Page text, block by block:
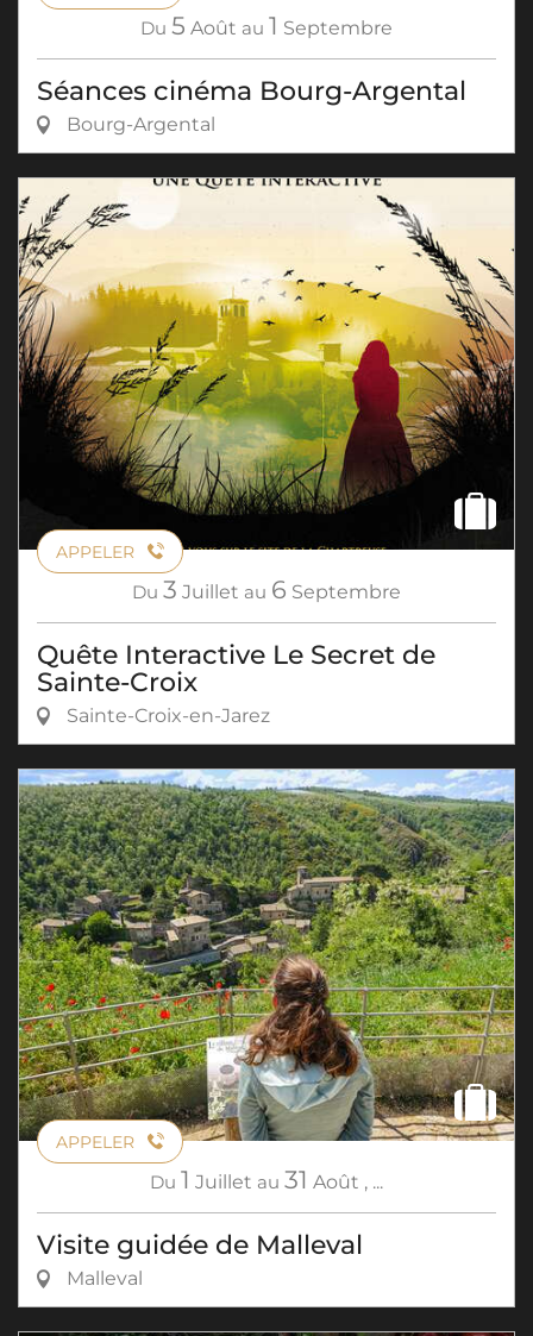
Du 5 Août au 1 Septembre
Séances cinéma Bourg-Argental
Bourg-Argental
APPELER
Du 3 Juillet au 6 Septembre
Quête Interactive Le Secret de
Sainte-Croix
Sainte-Croix-en-Jarez
APPELER
Du 1 Juillet au 31 Août , ...
Visite guidée de Malleval
Malleval